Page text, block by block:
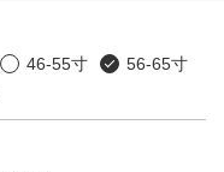
46-55寸
56-65寸